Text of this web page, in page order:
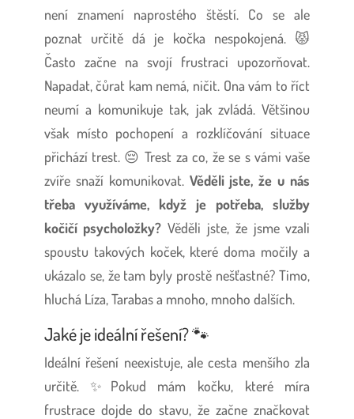
není znamení naprostého štěstí. Co se ale
poznat určitě dá je kočka nespokojená. 😾
Často začne na svojí frustraci upozorňovat.
Napadat, čůrat kam nemá, ničit. Ona vám to říct
neumí a komunikuje tak, jak zvládá. Většinou
však místo pochopení a rozklíčování situace
přichází trest. 😔 Trest za co, že se s vámi vaše
zvíře snaží komunikovat. Věděli jste, že u nás
třeba využíváme, když je potřeba, služby
kočičí psycholožky? Věděli jste, že jsme vzali
spoustu takových koček, které doma močily a
ukázalo se, že tam byly prostě nešťastné? Timo,
hluchá Líza, Tarabas a mnoho, mnoho dalších.
Jaké je ideální řešení? 🐾
Ideální řešení neexistuje, ale cesta menšího zla
určitě. ✨Pokud mám kočku, které míra
frustrace dojde do stavu, že začne značkovat